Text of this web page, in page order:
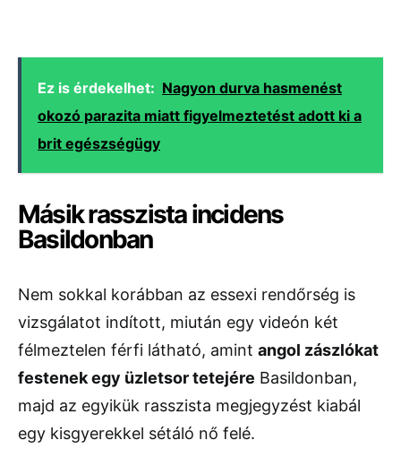
Ez is érdekelhet: Nagyon durva hasmenést
okozó parazita miatt figyelmeztetést adott ki a
brit egészségügy
Másik rasszista incidens
Basildonban
Nem sokkal korábban az essexi rendőrség is
vizsgálatot indított, miután egy videón két
félmeztelen férfi látható, amint angol zászlókat
festenek egy üzletsor tetejére Basildonban,
majd az egyikük rasszista megjegyzést kiabál
egy kisgyerekkel sétáló nő felé.